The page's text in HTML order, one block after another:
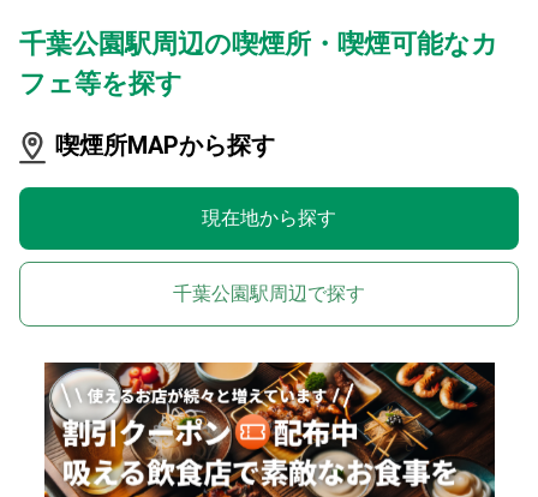
千葉公園駅周辺の喫煙所・喫煙可能なカ
フェ等を探す
喫煙所MAPから探す
現在地から探す
千葉公園駅周辺で探す